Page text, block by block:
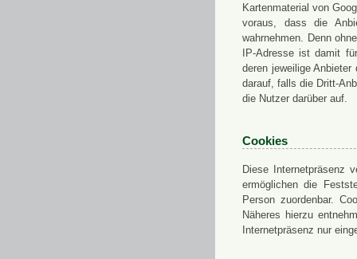
Kartenmaterial von
voraus, dass die
wahrnehmen. Denn
IP-Adresse ist damit
deren jeweilige
darauf, falls die Dritt-
die Nutzer darüber auf.
Cookies
Diese Internetpräsenz
ermöglichen die
Person zuordenbar.
Näheres hierzu
Internetpräsenz nur